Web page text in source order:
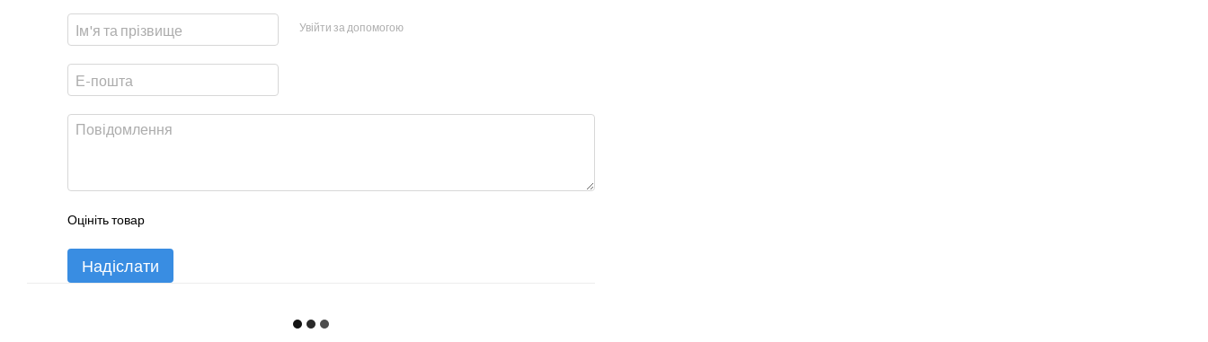
Увійти за допомогою
Оцініть товар
Надіслати